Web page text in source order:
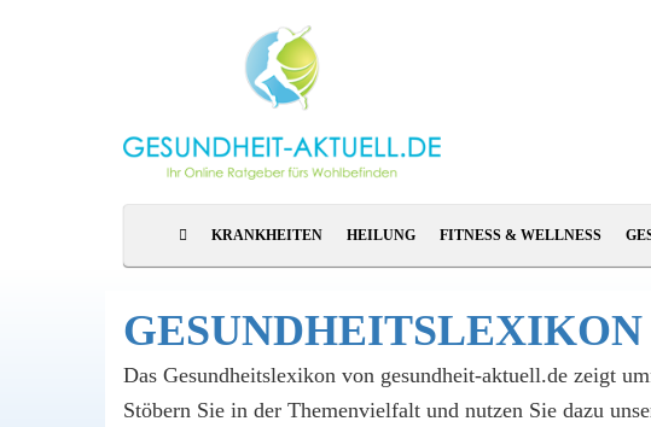
KRANKHEITEN HEILUNG FITNESS & WELLNESS
GESUNDHEITS­LEXIKON
Das Gesundheitslexikon von gesundheit-aktuell.de zeigt
Stöbern Sie in der Themenvielfalt und nutzen Sie dazu